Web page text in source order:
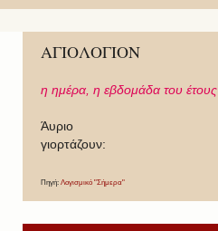
ΑΓΙΟΛΟΓΙΟΝ
η ημέρα, η εβδομάδα του έτους
Άυριο
γιορτάζουν:
Πηγή: Λογισμικό "Σήμερα"